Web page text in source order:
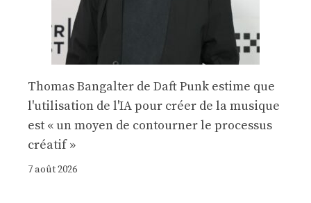
Thomas Bangalter de Daft Punk estime que
l'utilisation de l'IA pour créer de la musique
est « un moyen de contourner le processus
créatif »
7 août 2026